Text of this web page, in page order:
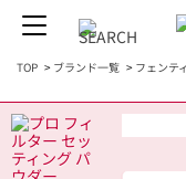
TOP > ブランド一覧 > フェンテ